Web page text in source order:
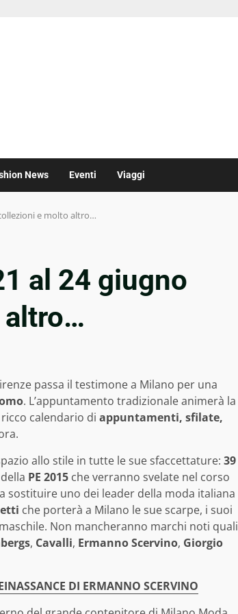
News Eventi Viaggi
e molto altro…
al 24 giugno
altro…
passa il testimone a Milano per una
. L’appuntamento tradizionale animerà la
calendario di appuntamenti, sfilate,
allo stile in tutte le sue sfaccettature: 39
PE 2015 che verranno svelate nel corso
sostituire uno dei leader della moda italiana
che porterà a Milano le sue scarpe, i suoi
Non mancheranno marchi noti quali
, Cavalli, Ermanno Scervino, Giorgio
DI ERMANNO SCERVINO